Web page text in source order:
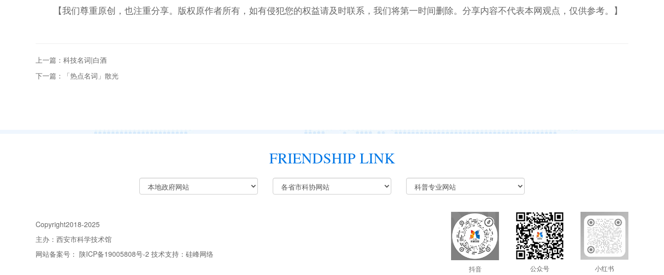
【我们尊重原创，也注重分享。版权原作者所有，如有侵犯您的权益请及时联系，我们将第一时间删除。分享内容不代表本网观点，仅供参考。】
上一篇：科技名词|白酒
下一篇：「热点名词」散光
FRIENDSHIP LINK
抖音 公众号 小红书
Copyright2018-2025
主办：西安市科学技术馆
网站备案号： 陕ICP备19005808号-2 技术支持： 硅峰网络